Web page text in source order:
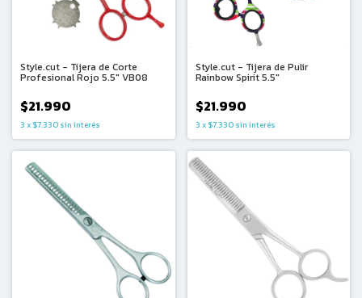
Style.cut - Tijera de Corte
Profesional Rojo 5.5" VB08
$21.990
3 x $7.330 sin interés
Style.cut - Tijera de Pulir
Rainbow Spirit 5.5"
$21.990
3 x $7.330 sin interés